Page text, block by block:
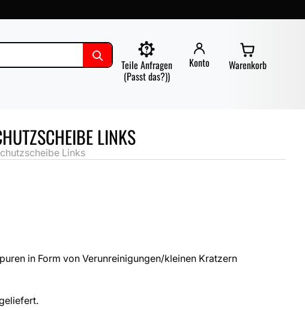
Teile Anfragen
(Passt das?))
Konto Warenkorb
LINKS
Links
in Form von Verunreinigungen/kleinen Kratzern